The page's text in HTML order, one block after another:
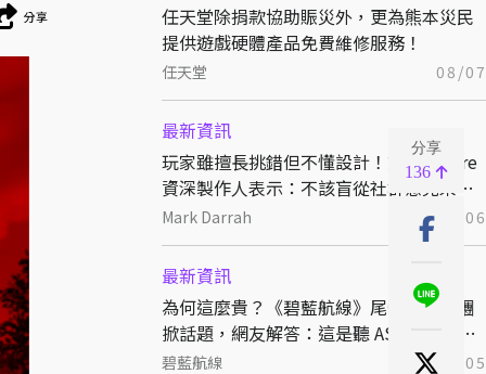
任天堂除捐款協助賑災外，更為熊本災民
提供遊戲硬體產品免費維修服務！
任天堂 08/07
最新資訊
玩家雖擅長挑錯但不懂設計！前 BioWare
資深製作人表示：不該盲從社群意見來決
定開發方向
Mark Darrah 08/06
最新資訊
為何這麼貴？《碧藍航線》尾張辣妹飯糰
掀話題，網友解答：這是聽 ASMR 長大的
特別稻米
碧藍航線 08/05
分享
136
分享